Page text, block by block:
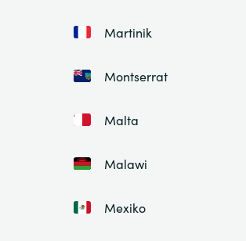
Martinik
Montserrat
Malta
Malawi
Mexiko